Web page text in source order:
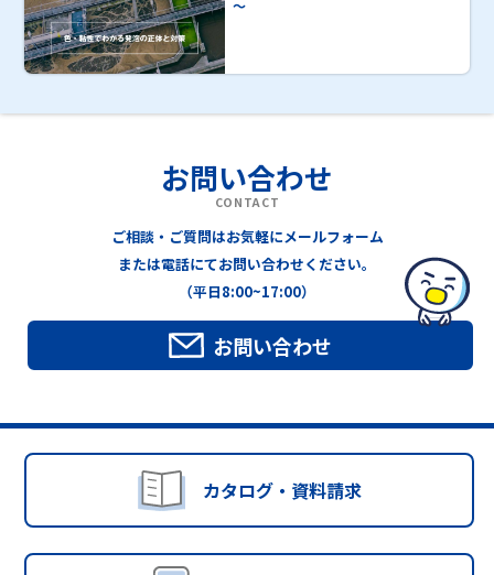
～
お問い合わせ
CONTACT
ご相談・ご質問はお気軽にメールフォーム
または電話にてお問い合わせください。
（平日8:00~17:00）
お問い合わせ
カタログ・資料請求